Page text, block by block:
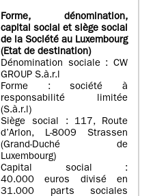
Forme, dénomination,
capital social et siège social
de la Société au Luxembourg
(Etat de destination)
Dénomination sociale : CW
GROUP S.à.r.l
Forme : société à
responsabilité limitée
(S.à.r.l)
Siège social : 117, Route
d’Arlon, L-8009 Strassen
(Grand-Duché de
Luxembourg)
Capital social :
40.000 euros divisé en
31.000 parts sociales